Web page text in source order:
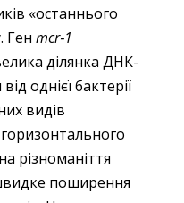
«останнього
Ген mcr‑1
ділянка ДНК-
однієї бактерії
видів
різноманіття
поширення